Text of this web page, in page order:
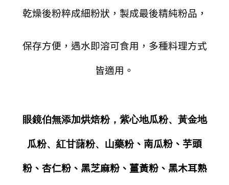
乾燥後粉粹成細粉狀，製成最後精純粉品，
保存方便，遇水即溶可食用，多種料理方式
皆適用。
眼鏡伯無添加烘焙粉，紫心地瓜粉、黃金地
瓜粉、紅甘藷粉、山藥粉、南瓜粉、芋頭
粉、杏仁粉、黑芝麻粉、薑黃粉、黑木耳熟